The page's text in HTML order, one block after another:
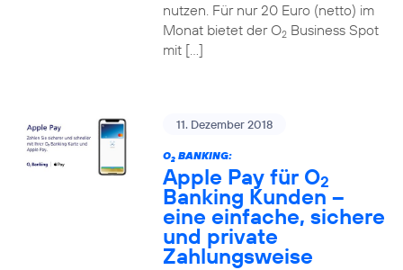
nutzen. Für nur 20 Euro (netto) im
Monat bietet der O2Business Spot
mit […]
11. Dezember 2018
O2BANKING:
Apple Pay für O2
Banking Kunden –
eine einfache, sichere
und private
Zahlungsweise